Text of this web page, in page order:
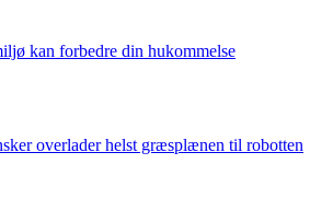
kan forbedre din hukommelse
overlader helst græsplænen til robotten